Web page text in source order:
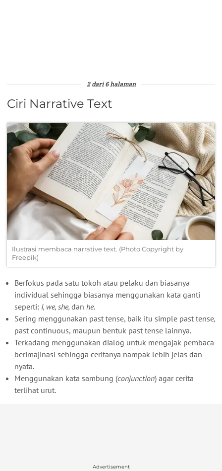
2 dari 6 halaman
Ciri Narrative Text
Ilustrasi membaca narrative text. (Photo Copyright by
Freepik)
Berfokus pada satu tokoh atau pelaku dan biasanya
individual sehingga biasanya menggunakan kata ganti
seperti: I, we, she, dan he.
Sering menggunakan past tense, baik itu simple past tense,
past continuous, maupun bentuk past tense lainnya.
Terkadang menggunakan dialog untuk mengajak pembaca
berimajinasi sehingga ceritanya nampak lebih jelas dan
nyata.
Menggunakan kata sambung (conjunction) agar cerita
terlihat urut.
Advertisement